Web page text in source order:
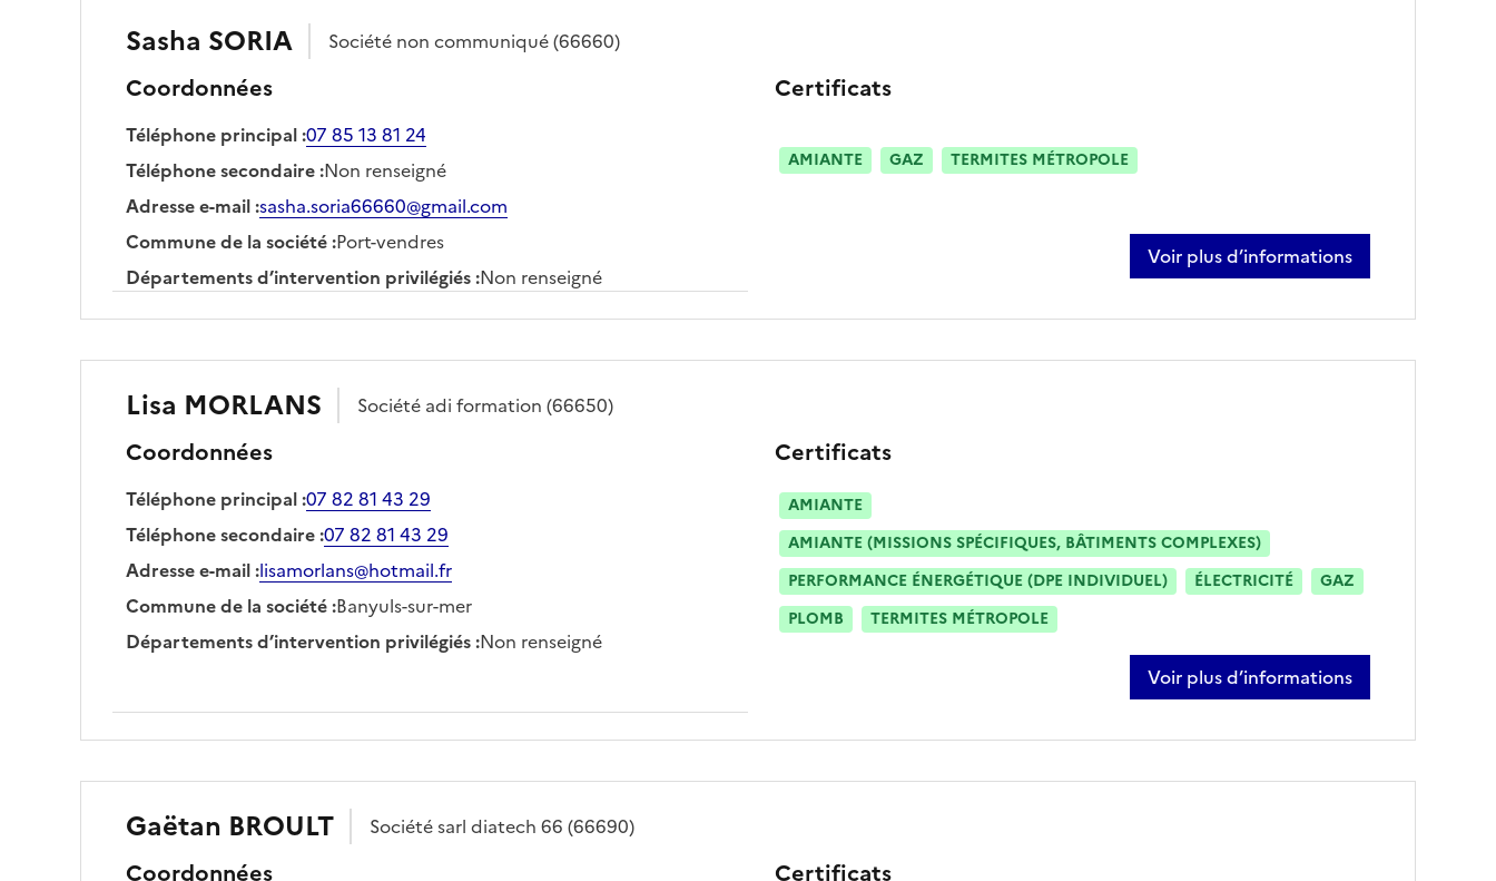
Sasha SORIA Société non communiqué(66660)
Coordonnées
Téléphone principal:07 85 13 81 24
Téléphone secondaire:Non renseigné
Adresse e-mail:sasha.soria66660@gmail.com
Commune de la société:Port-vendres
Départements d’intervention privilégiés:Non renseigné
Certificats
AMIANTE GAZ TERMITES MÉTROPOLE
Voir plus d’informations
sur sasha soria
Lisa MORLANS Société adi formation (66650)
Coordonnées
Téléphone principal:07 82 81 43 29
Téléphone secondaire:07 82 81 43 29
Adresse e-mail:lisamorlans@hotmail.fr
Commune de la société:Banyuls-sur-mer
Départements d’intervention privilégiés:Non renseigné
Certificats
AMIANTE
AMIANTE (MISSIONS SPÉCIFIQUES, BÂTIMENTS COMPLEXES)
PERFORMANCE ÉNERGÉTIQUE (DPE INDIVIDUEL)
ÉLECTRICITÉ
GAZ
PLOMB
TERMITES MÉTROPOLE
Voir plus d’informations
sur lisa morlans
Gaëtan BROULT Sociétésarl diatech 66 (66690)
Coordonnées Certificats